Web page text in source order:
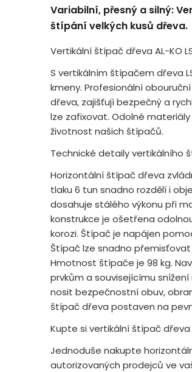
Variabilní, přesný a silný:
štípání velkých kusů dřeva.
Vertikální štípač dřeva AL-KO
S vertikálním štípačem dřeva
kmeny. Profesionální
dřeva, zajišťují bezpečný a
lze zafixovat. Odolné
životnost našich štípačů.
Technické detaily vertikálního
Horizontální štípač dřeva
tlaku 6 tun snadno rozdělí i
dosahuje stálého výkonu při
konstrukce je ošetřena
korozi. Štípač je napájen
Štípač lze snadno
Hmotnost štípače je 98 kg.
prvkům a souvisejícímu
nosit bezpečnostní obuv,
štípač dřeva postaven na
Kupte si vertikální štípač dřeva
Jednoduše nakupte
autorizovaných prodejců ve